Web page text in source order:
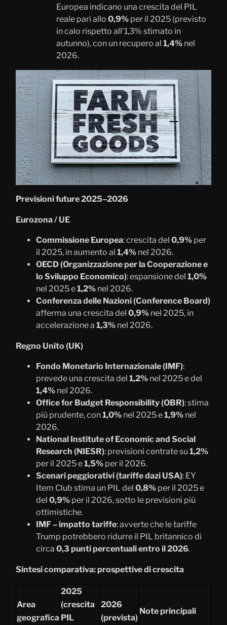
Europea indicano una crescita del PIL
reale pari allo 0,9% per il 2025 (previsto
in calo rispetto all’1,3% stimato in
autunno), con un recupero al 1,4% nel
2026.
Previsioni future 2025–2026
Eurozona / UE
Commissione Europea: crescita del 0,9% per
il 2025, in aumento al 1,4% nel 2026.
OECD (Organizzazione per la Cooperazione e
lo Sviluppo Economico): espansione del 1,0%
nel 2025 e1,2% nel 2026.
Conferenza delle Nazioni (Conference Board)
afferma una crescita del 0,9% nel 2025, in
accelerazione a 1,3% nel 2026.
Regno Unito (UK)
Fondo Monetario Internazionale (IMF):
prevede una crescita del 1,2% nel 2025 e del
1,4% nel 2026.
Office for Budget Responsibility (OBR): stima
più prudente, con1,0% nel 2025 e1,9% nel
2026.
National Institute of Economic and Social
Research (NIESR): previsioni centrate su 1,2%
per il 2025 e1,5% per il 2026.
Scenari peggiorativi (tariffe dazi USA): EY
Item Club stima un PIL del 0,8% per il 2025 e
del 0,9% per il 2026, sotto le previsioni più
ottimistiche.
IMF – impatto tariffe: avverte che le tariffe
Trump potrebbero ridurre il PIL britannico di
circa 0,3 punti percentuali entro il 2026.
Sintesi comparativa: prospettive di crescita
Area
geografica
2025
(crescita
PIL
2026
(prevista)
Note principali